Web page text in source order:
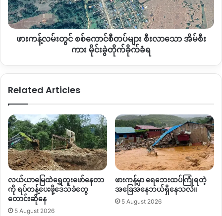
ပြန်
တွေ့
များ
စီး
လာ
သော
ခွဲ
ဖားကန့်လမ်းတွင် စစ်ကောင်စီတပ်များ စီးလာသော အိမ်စီး
ကား မိုင်းခွဲတိုက်ခိုက်ခံရ
Related Articles
လယ်ယာမြေထဲရွှေတူးဖော်နေတာ
ကို ရပ်တန့်ပေးဖို့ဒေသခံတွေ
တောင်းဆိုနေ
5 August 2026
ဖားကန့်မှာ ရေဘေးထပ်ကြုံရတဲ့
အခြေအနေဘယ်ရှိနေသလဲ။
5 August 2026